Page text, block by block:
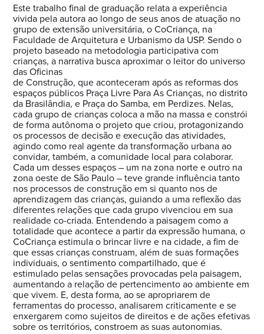
Este trabalho final de graduação relata a experiência
vivida pela autora ao longo de seus anos de atuação no
grupo de extensão universitária, o CoCriança, na
Faculdade de Arquitetura e Urbanismo da USP. Sendo o
projeto baseado na metodologia participativa com
crianças, a narrativa busca aproximar o leitor do universo
das Oficinas
de Construção, que aconteceram após as reformas dos
espaços públicos Praça Livre Para As Crianças, no distrito
da Brasilândia, e Praça do Samba, em Perdizes. Nelas,
cada grupo de crianças coloca a mão na massa e constrói
de forma autônoma o projeto que criou, protagonizando
os processos de decisão e execução das atividades,
agindo como real agente da transformação urbana ao
convidar, também, a comunidade local para colaborar.
Cada um desses espaços – um na zona norte e outro na
zona oeste de São Paulo – teve grande influência tanto
nos processos de construção em si quanto nos de
aprendizagem das crianças, guiando a uma reflexão das
diferentes relações que cada grupo vivenciou em sua
realidade co-criada. Entendendo a paisagem como a
totalidade que acontece a partir da expressão humana, o
CoCriança estimula o brincar livre e na cidade, a fim de
que essas crianças construam, além de suas formações
individuais, o sentimento compartilhado, que é
estimulado pelas sensações provocadas pela paisagem,
aumentando a relação de pertencimento ao ambiente em
que vivem. E, desta forma, ao se apropriarem de
ferramentas do processo, analisarem criticamente e se
enxergarem como sujeitos de direitos e de ações efetivas
sobre os territórios, constroem as suas autonomias.